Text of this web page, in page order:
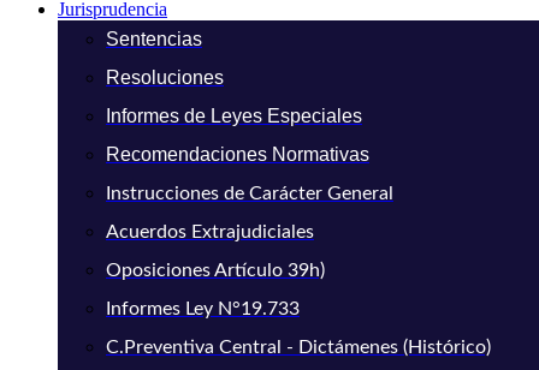
Jurisprudencia
Sentencias
Resoluciones
Informes de Leyes Especiales
Recomendaciones Normativas
Instrucciones de Carácter General
Acuerdos Extrajudiciales
Oposiciones Artículo 39h)
Informes Ley N°19.733
C.Preventiva Central - Dictámenes (Histórico)